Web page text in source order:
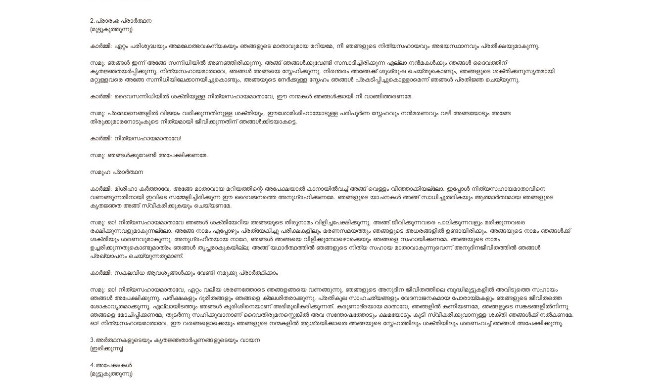
2.പ്രാരംഭ പ്രാര്‍ത്ഥന
(മുട്ടുകുത്തുന്നു)
കാര്‍മ്മി: ഏറ്റം പരിശുദ്ധയും അമലോത്ഭവകന്യകയും ഞങ്ങളുടെ മാതാവുമായ മറിയമേ, നീ ഞങ്ങളുടെ നിത്യസഹായവും അഭയസ്ഥാനവും പ്രതീക്ഷയുമാകുന്നു.
സമൂ: ഞങ്ങള്‍ ഇന്ന് അങ്ങേ സന്നിധിയില്‍ അണഞ്ഞിരിക്കുന്നു. അങ്ങ് ഞങ്ങള്‍ക്കുവേണ്ടി സമ്പാദിച്ചിരിക്കുന്ന എല്ലാ നന്‍മകള്‍ക്കും ഞങ്ങള്‍ ദൈവത്തിന്
കൃതജ്ഞതയര്‍പ്പിക്കുന്നു. നിത്യസഹായമാതാവേ, ഞങ്ങള്‍ അങ്ങയെ സ്നേഹിക്കുന്നു. നിരന്തരം അങ്ങേക്ക് ശുശ്രൂഷ ചെയ്തുകൊണ്ടും, ഞങ്ങളുടെ ശക്തിക്കനുസൃതമായി
മറ്റുള്ളവരെ അങ്ങേ സന്നിധിയിലേക്കാനയിച്ചുകൊണ്ടും, അങ്ങയുടെ നേര്‍ക്കുള്ള സ്നേഹം ഞങ്ങള്‍ പ്രകടിപ്പിച്ചുകൊള്ളാമെന്ന് ഞങ്ങള്‍ പ്രതിജ്ഞ ചെയ്യുന്നു.
കാര്‍മ്മി: ദൈവസന്നിധിയില്‍ ശക്തിയുള്ള നിത്യസഹായമാതാവേ, ഈ നന്മകള്‍ ഞങ്ങള്‍ക്കായി നീ വാങ്ങിത്തരണമേ.
സമൂ: പ്രലോഭനങ്ങളില്‍ വിജയം വരിക്കുന്നതിനുള്ള ശക്തിയും, ഈശോമിശിഹായോടുള്ള പരിപൂര്‍ണ സ്നേഹവും നന്‍മരണവും വഴി അങ്ങയോടും അങ്ങേ
തിരുക്കുമാരനോടുംകൂടെ നിത്യമായി ജീവിക്കുന്നതിന് ഞങ്ങള്‍ക്കിടയാകട്ടെ.
കാര്‍മ്മി: നിത്യസഹായമാതാവേ!
സമൂ: ഞങ്ങള്‍ക്കുവേണ്ടി അപേക്ഷിക്കണമേ.
സമൂഹ പ്രാർത്ഥന
കാര്‍മ്മി: മിശിഹാ കര്‍ത്താവേ, അങ്ങേ മാതാവായ മറിയത്തിന്റെ അപേക്ഷയാല്‍ കാനായില്‍വച്ച് അങ്ങ് വെള്ളം വീഞ്ഞാക്കിയല്ലോ. ഇപ്പോള്‍ നിത്യസഹായമാതാവിനെ
വണങ്ങുന്നതിനായി ഇവിടെ സമ്മേളിച്ചിരിക്കുന്ന ഈ ദൈവജനത്തെ അനുഗ്രഹിക്കണമേ. ഞങ്ങളുടെ യാചനകള്‍ അങ്ങ് സാധിച്ചുതരികയും ആത്മാര്‍ത്ഥമായ ഞങ്ങളുടെ
കൃതജ്ഞത അങ്ങ് സ്വീകരിക്കുകയും ചെയ്യണമേ.
സമൂ: ഓ! നിത്യസഹായമാതാവേ ഞങ്ങള്‍ ശക്തിയേറിയ അങ്ങയുടെ തിരുനാമം വിളിച്ചപേക്ഷിക്കുന്നു. അങ്ങ് ജീവിക്കുന്നവരെ പാലിക്കുന്നവളും മരിക്കുന്നവരെ
രക്ഷിക്കുന്നവളുമാകുന്നല്ലോ. അങ്ങേ നാമം എപ്പോഴും പ്രത്യേകിച്ചു പരീക്ഷകളിലും മരണസമയത്തും ഞങ്ങളുടെ അധരങ്ങളില്‍ ഉണ്ടായിരിക്കും. അങ്ങയുടെ നാമം ഞങ്ങള്‍ക്ക്
ശക്തിയും ശരണവുമാകുന്നു. അനുഗ്രഹീതയായ നാഥേ, ഞങ്ങള്‍ അങ്ങയെ വിളിക്കുമ്പോഴൊക്കെയും ഞങ്ങളെ സഹായിക്കണമേ. അങ്ങയുടെ നാമം
ഉച്ചരിക്കുന്നതുകൊണ്ടുമാത്രം ഞങ്ങള്‍ തൃപ്തരാകുകയില്ല; അങ്ങ് യഥാര്‍ത്ഥത്തില്‍ ഞങ്ങളുടെ നിത്യ സഹായ മാതാവാകുന്നുവെന്ന് അനുദിനജീവിതത്തില്‍ ഞങ്ങള്‍
പ്രഖ്യാപനം ചെയ്യുന്നതുമാണ്.
കാര്‍മ്മി: സകലവിധ ആവശൃങ്ങൾക്കും വേണ്ടി നമുക്കു പ്രാര്‍ത്ഥിക്കാം
സമൂ: ഓ! നിത്യസഹായമാതാവേ, ഏറ്റം വലിയ ശരണത്തോടെ ഞങ്ങളങ്ങയെ വണങ്ങുന്നു, ഞങ്ങളുടെ അനുദിന ജീവിതത്തിലെ ബുദ്ധിമുട്ടുകളില്‍ അവിടുത്തെ സഹായം
ഞങ്ങള്‍ അപേക്ഷിക്കുന്നു. പരീക്ഷകളും ദുരിതങ്ങളും ഞങ്ങളെ ക്ലേശിതരാക്കുന്നു. പ്രതികൂല സാഹചര്യങ്ങളും വേദനാജനകമായ പോരായ്മകളും ഞങ്ങളുടെ ജീവിതത്തെ
ശോകാവൃതമാക്കുന്നു. എല്ലായിടത്തും ഞങ്ങള്‍ കുരിശിനെയാണ് അഭിമുഖീകരിക്കുന്നത്. കരുണാദ്രയായ മാതാവേ, ഞങ്ങളില്‍ കണിയണമേ, ഞങ്ങളുടെ സങ്കടങ്ങളില്‍നിന്നു
ഞങ്ങളെ മോചിപ്പിക്കണമേ; തുടര്‍ന്നു സഹിക്കുവാനാണ് ദൈവതിരുമനസ്സെങ്കില്‍ അവ സന്തോഷത്തോടും ക്ഷമയോടും കൂടി സ്വീകരിക്കുവാനുള്ള ശക്തി ഞങ്ങള്‍ക്ക് നല്‍കണമേ.
ഓ! നിത്യസഹായമാതാവേ, ഈ വരങ്ങളൊക്കെയും ഞങ്ങളുടെ നന്മകളില്‍ ആശ്രയിക്കാതെ അങ്ങയുടെ സ്നേഹത്തിലും ശക്തിയിലും ശരണംവച്ച് ഞങ്ങള്‍ അപേക്ഷിക്കുന്നു.
3.അർത്ഥനകളുടെയും കൃതജ്ഞതാർപ്പണങ്ങളുടെയും വായന
(ഇരിക്കുന്നു)
4.അപേക്ഷകൾ
(മുട്ടുകുത്തുന്നു)